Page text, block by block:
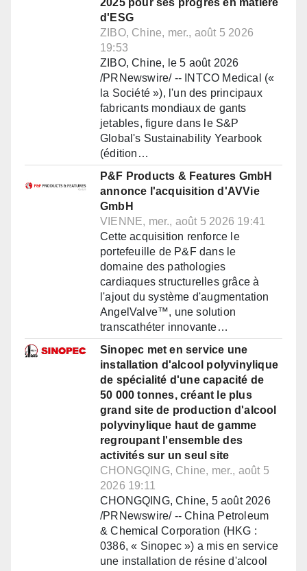
2025 pour ses progrès en matière
d'ESG
ZIBO, Chine, mer., août 5 2026
19:53
ZIBO, Chine, le 5 août 2026
/PRNewswire/ -- INTCO Medical («
la Société »), l'un des principaux
fabricants mondiaux de gants
jetables, figure dans le S&P
Global's Sustainability Yearbook
(édition…
P&F Products & Features GmbH
annonce l'acquisition d'AVVie
GmbH
VIENNE, mer., août 5 2026 19:41
Cette acquisition renforce le
portefeuille de P&F dans le
domaine des pathologies
cardiaques structurelles grâce à
l'ajout du système d'augmentation
AngelValve™, une solution
transcathéter innovante…
Sinopec met en service une
installation d'alcool polyvinylique
de spécialité d'une capacité de
50 000 tonnes, créant le plus
grand site de production d'alcool
polyvinylique haut de gamme
regroupant l'ensemble des
activités sur un seul site
CHONGQING, Chine, mer., août 5
2026 19:11
CHONGQING, Chine, 5 août 2026
/PRNewswire/ -- China Petroleum
& Chemical Corporation (HKG :
0386, « Sinopec ») a mis en service
une installation de résine d'alcool